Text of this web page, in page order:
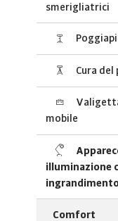
smerigliatrici
Cura del
mobile
illuminazione
Comfort